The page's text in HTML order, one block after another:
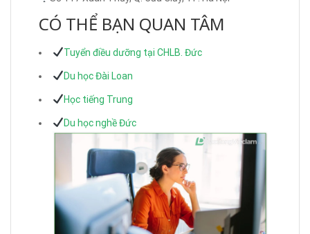
CÓ THỂ BẠN QUAN TÂM
Tuyển điều dưỡng tại CHLB. Đức
Du học Đài Loan
Học tiếng Trung
Du học nghề Đức